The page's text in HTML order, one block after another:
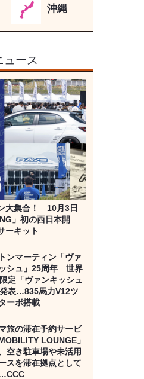
沖縄
ュース
大集合！ 10月3日
」初の西日本開
ーキット
ンマーティン「ヴァ
シュ」25周年 世界
定「ヴァンキッシュ
表…835馬力V12ツ
ーボ搭載
旅の滞在予約サービ
LOUNGE」
空き駐車場や未活用
スを滞在拠点として